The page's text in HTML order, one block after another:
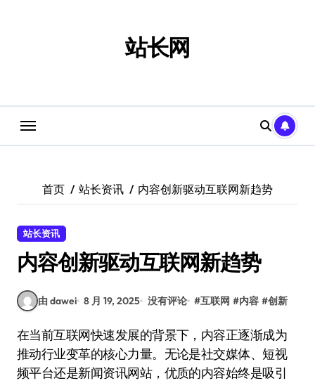
站长网
首页 站长资讯 内容创新驱动互联网新趋势
站长资讯
内容创新驱动互联网新趋势
由 dawei 8 月 19, 2025 没有评论 #互联网 #内容 #创新
在当前互联网快速发展的背景下，内容正逐渐成为
推动行业变革的核心力量。无论是社交媒体、短视
频平台还是新闻资讯网站，优质的内容始终是吸引